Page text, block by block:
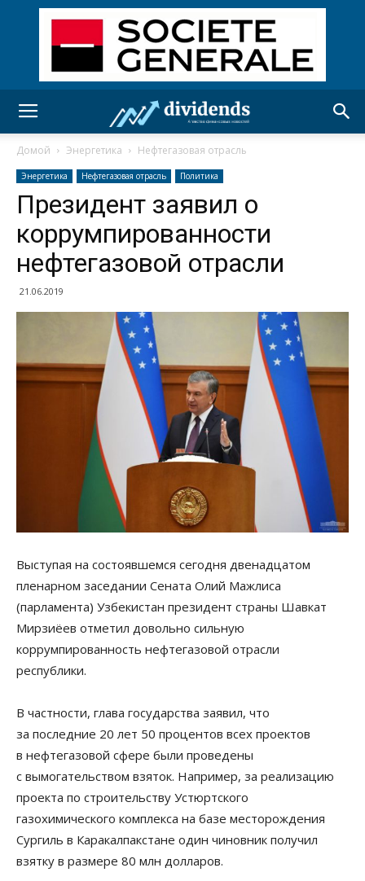
Домой Энергетика Нефтегазовая отрасль
Энергетика Нефтегазовая отрасль Политика
Президент заявил о
коррумпированности
нефтегазовой отрасли
21.06.2019
Выступая на состоявшемся сегодня двенадцатом
пленарном заседании Сената Олий Мажлиса
(парламента) Узбекистан президент страны Шавкат
Мирзиёев отметил довольно сильную
коррумпированность нефтегазовой отрасли
республики.
В частности, глава государства заявил, что
за последние 20 лет 50 процентов всех проектов
в нефтегазовой сфере были проведены
с вымогательством взяток. Например, за реализацию
проекта по строительству Устюртского
газохимического комплекса на базе месторождения
Сургиль в Каракалпакстане один чиновник получил
взятку в размере 80 млн долларов.